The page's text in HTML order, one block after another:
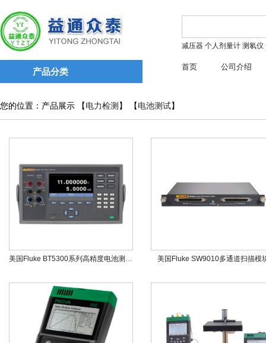
产品分类
减压器 个人剂量计 测氡仪
首页 公司介绍
您的位置：产品展示 【 电力检测 】 【 电池测试】
美国Fluke BT5300系列高精度电池测试仪 美国Fluke SW9010多通道扫描模